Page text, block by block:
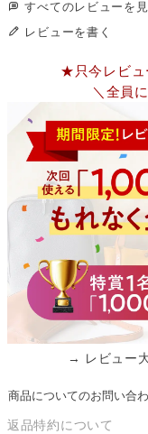
すべてのレビューを
レビューを書く
★只今レビュ
＼全員
→ レビュー
商品についてのお問い合
返品特約について